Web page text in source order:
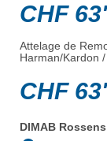
CHF
Attelage de
Harman/Kardon
CHF
DIMAB